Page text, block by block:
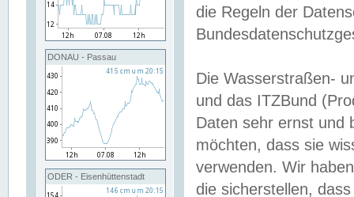
DONAU - Passau
ODER - Eisenhüttenstadt
die Regeln der
Die Wasserstraßen-
und das ITZBund
Daten sehr ernst und
möchten, dass sie
verwenden. Wir
die sicherstellen,